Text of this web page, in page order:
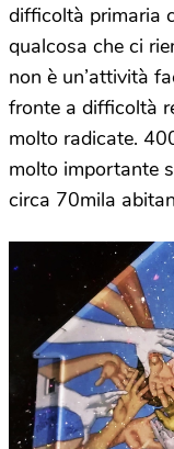
difficoltà primaria
qualcosa che ci
non è un’attività
fronte a difficoltà
molto radicate.
molto importante
circa 70mila